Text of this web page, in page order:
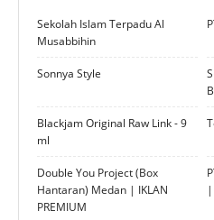
Sekolah Islam Terpadu Al
Musabbihin
Sonnya Style
Blackjam Original Raw Link - 9
ml
Double You Project (Box
Hantaran) Medan | IKLAN
PREMIUM
|